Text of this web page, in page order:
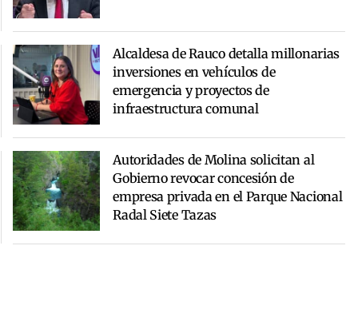
Alcaldesa de Rauco detalla millonarias
inversiones en vehículos de
emergencia y proyectos de
infraestructura comunal
Autoridades de Molina solicitan al
Gobierno revocar concesión de
empresa privada en el Parque Nacional
Radal Siete Tazas